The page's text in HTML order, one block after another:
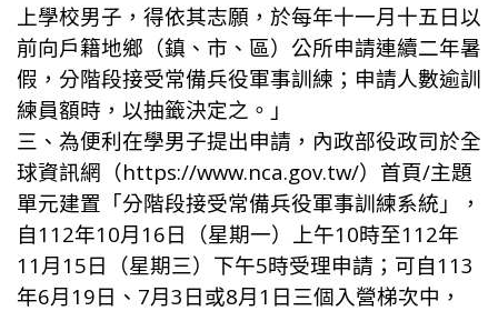
上學校男子，得依其志願，於每年十一月十五日以
前向戶籍地鄉（鎮、市、區）公所申請連續二年暑
假，分階段接受常備兵役軍事訓練；申請人數逾訓
練員額時，以抽籤決定之。」
三、為便利在學男子提出申請，內政部役政司於全
球資訊網（https://www.nca.gov.tw/）首頁/主題
單元建置「分階段接受常備兵役軍事訓練系統」，
自112年10月16日（星期一）上午10時至112年
11月15日（星期三）下午5時受理申請；可自113
年6月19日、7月3日或8月1日三個入營梯次中，